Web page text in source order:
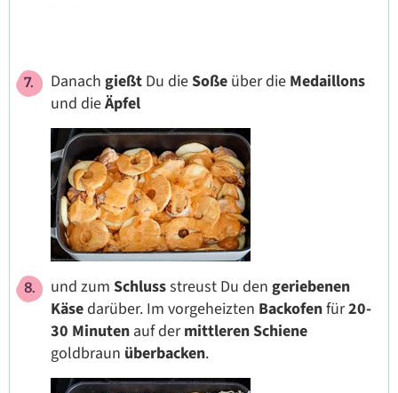
Danach gießt Du dieSoße über die Medaillons
und dieÄpfel
und zum Schlussstreust Du den geriebenen
Käsedarüber. Im vorgeheizten Backofenfür20-
30 Minuten auf dermittleren Schiene
goldbraun überbacken.